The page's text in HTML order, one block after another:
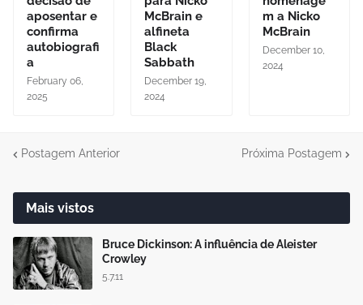
aposentar e
confirma
autobiografi
a
February 06,
2025
McBrain e
alfineta
Black
Sabbath
December 19,
2024
m a Nicko
McBrain
December 10,
2024
Postagem Anterior Próxima Postagem
Mais vistos
Bruce Dickinson: A influência de Aleister
Crowley
5.7.11